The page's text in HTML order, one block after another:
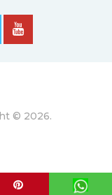
© 2026.
generales